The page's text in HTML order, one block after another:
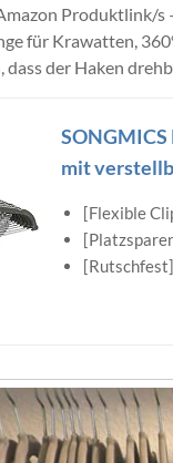
Produktlink/s
für Krawatten,
dass der Haken
mit
[Flexible